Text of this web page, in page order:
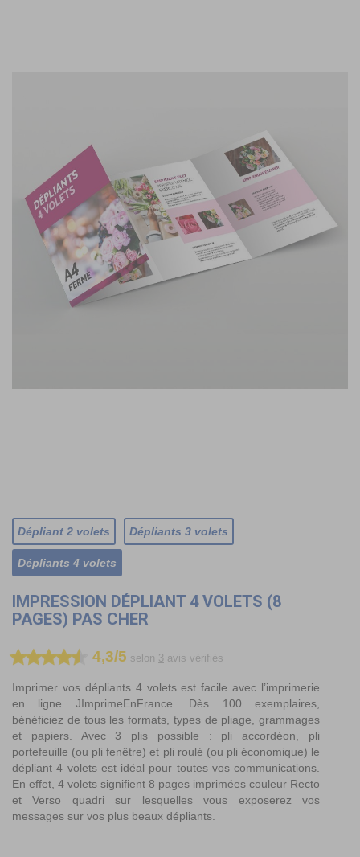
Dépliant 2 volets Dépliants 3 volets
Dépliants 4 volets
IMPRESSION DÉPLIANT 4 VOLETS (8
PAGES) PAS CHER
4,3/5 selon 3 avis vérifiés
Imprimer vos dépliants 4 volets est facile avec l’imprimerie
en ligne JImprimeEnFrance. Dès 100 exemplaires,
bénéficiez de tous les formats, types de pliage, grammages
et papiers. Avec 3 plis possible : pli accordéon, pli
portefeuille (ou pli fenêtre) et pli roulé (ou pli économique) le
dépliant 4 volets est idéal pour toutes vos communications.
En effet, 4 volets signifient 8 pages imprimées couleur Recto
et Verso quadri sur lesquelles vous exposerez vos
messages sur vos plus beaux dépliants.